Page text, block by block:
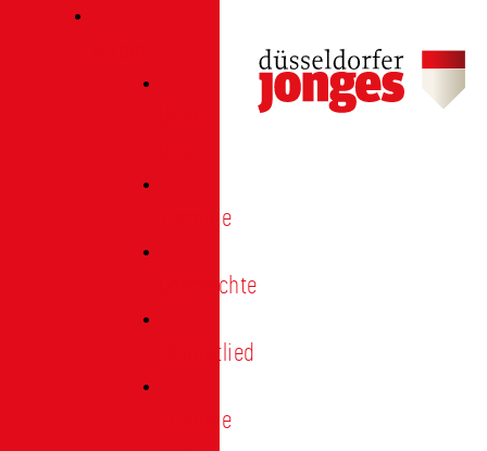
Termine
Geschichte
Heimatlied
Freunde